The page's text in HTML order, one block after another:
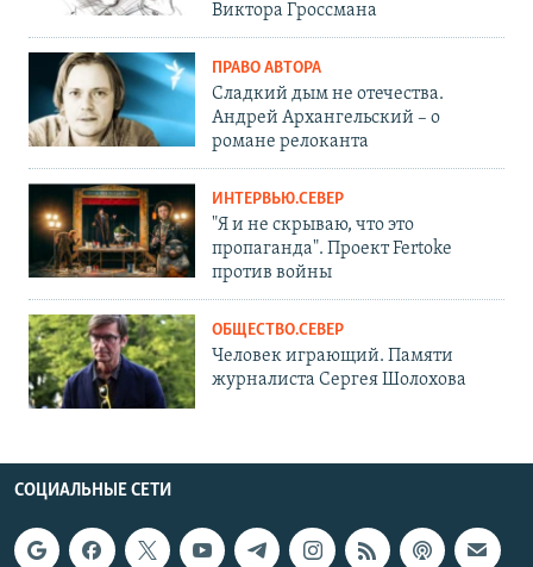
Виктора Гроссмана
ПРАВО АВТОРА
Сладкий дым не отечества.
Андрей Архангельский – о
романе релоканта
ИНТЕРВЬЮ.СЕВЕР
"Я и не скрываю, что это
пропаганда". Проект Fertoke
против войны
ОБЩЕСТВО.СЕВЕР
Человек играющий. Памяти
журналиста Сергея Шолохова
СОЦИАЛЬНЫЕ СЕТИ